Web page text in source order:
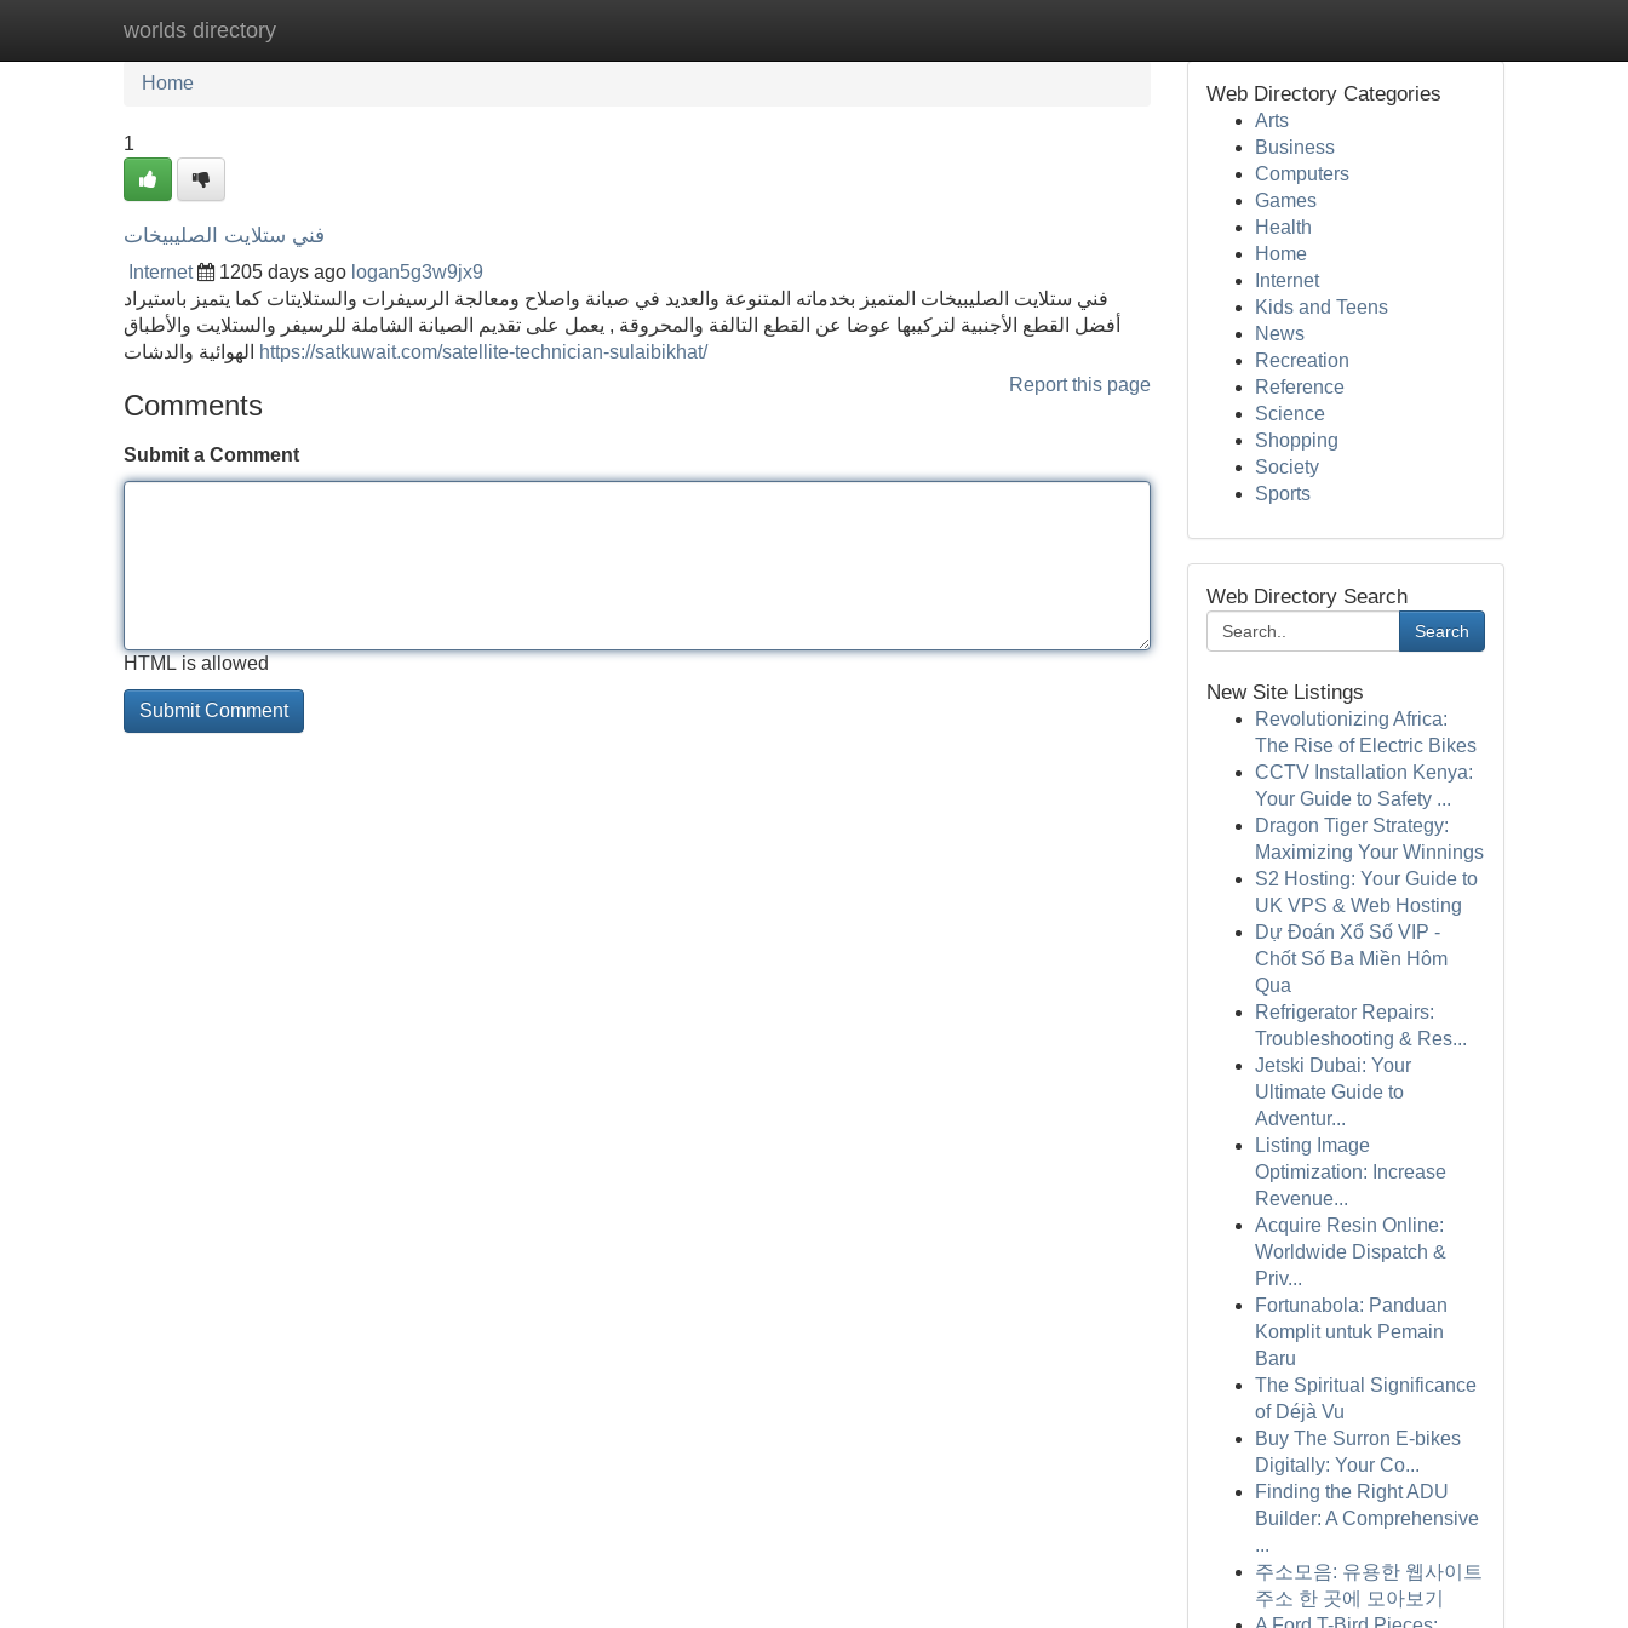
worlds directory
Home New Site Listings
Home
1
فني ستلايت الصليبيخات
Internet 1205 days ago logan5g3w9jx9
فني ستلايت الصليبيخات المتميز بخدماته المتنوعة والعديد في صيانة واصلاح ومعالجة الرسيفرات والستلايتات كما يتميز باستيراد
أفضل القطع الأجنبية لتركيبها عوضا عن القطع التالفة والمحروقة , يعمل على تقديم الصيانة الشاملة للرسيفر والستلايت والأطباق
https://satkuwait.com/satellite-technician-sulaibikhat/
Report this page
Comments
Submit a Comment
HTML is allowed
Web Directory Categories
Arts
Business
Computers
Games
Health
Home
Internet
Kids and Teens
News
Recreation
Reference
Science
Shopping
Society
Sports
Web Directory Search
Search
New Site Listings
Revolutionizing Africa:
The Rise of Electric Bikes
CCTV Installation Kenya:
Your Guide to Safety ...
Dragon Tiger Strategy:
Maximizing Your Winnings
S2 Hosting: Your Guide to
UK VPS & Web Hosting
Dự Đoán Xổ Số VIP -
Chốt Số Ba Miền Hôm
Qua
Refrigerator Repairs:
Troubleshooting & Res...
Jetski Dubai: Your
Ultimate Guide to
Adventur...
Listing Image
Optimization: Increase
Revenue...
Acquire Resin Online:
Worldwide Dispatch &
Priv...
Fortunabola: Panduan
Komplit untuk Pemain
Baru
The Spiritual Significance
of Déjà Vu
Buy The Surron E-bikes
Digitally: Your Co...
Finding the Right ADU
Builder: A Comprehensive
...
주소모음: 유용한 웹사이트
주소 한 곳에 모아보기